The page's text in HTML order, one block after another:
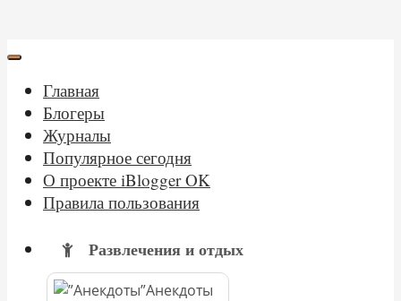
Главная
Блогеры
Журналы
Популярное сегодня
О проекте iBlogger OK
Правила пользования
Развлечения и отдых
Анекдоты